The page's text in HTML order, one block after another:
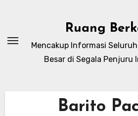
Ruang
Mencakup Informasi
Besar di Segala Penjuru
Barito